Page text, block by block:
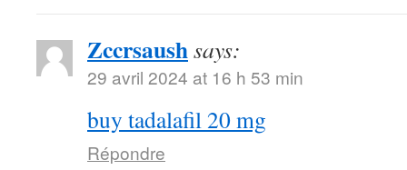
Zccrsaushsays:
29 avril 2024 at 16 h 53 min
buy tadalafil 20 mg
Répondre